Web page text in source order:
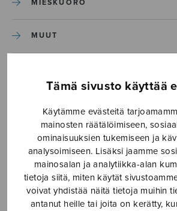
Tämä sivusto käyttää
Käytämme evästeitä
mainosten räätälöimiseen,
ominaisuuksien tukemiseen ja
analysoimiseen. Lisäksi jaamme
mainosalan ja analytiikka-alan
tietoja siitä, miten käytät
voivat yhdistää näitä tietoja muihin
antanut heille tai joita on kerätty,
MIESKUORO
MUUT
SOITINKOULUT JA OPPAAT
SOITINMUSIIKKI
YKSINLAULU